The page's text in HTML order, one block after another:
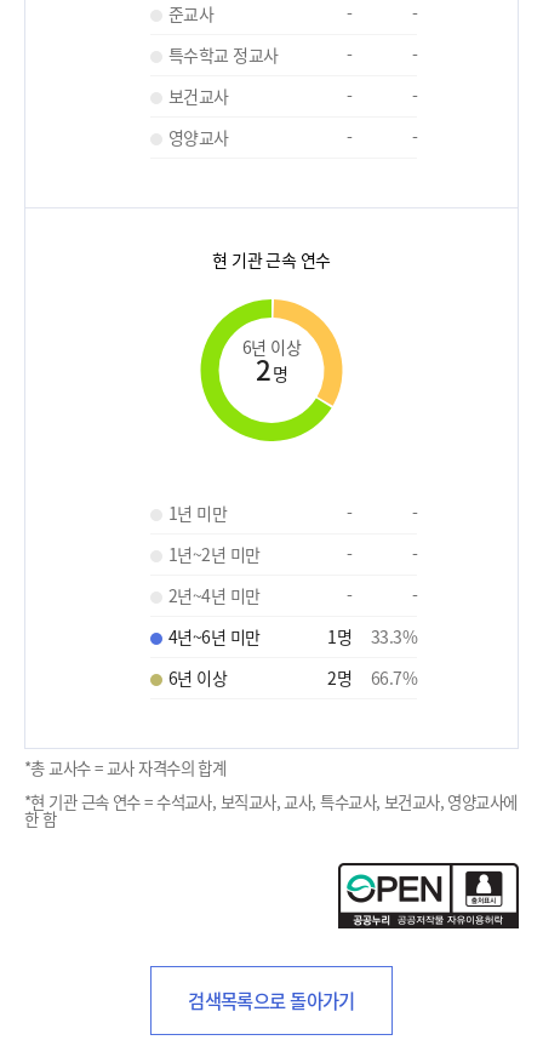
준교사
-
-
특수학교 정교사
-
-
보건교사
-
-
영양교사
- -
현 기관 근속 연수
6년 이상
2명
1년 미만 -
-
1년~2년 미만
-
-
2년~4년 미만
-
-
4년~6년 미만
1명 33.3%
6년 이상
2명 66.7%
*총 교사수 = 교사 자격수의 합계
*현 기관 근속 연수 = 수석교사, 보직교사, 교사, 특수교사, 보건교사, 영양교사에
한 함
검색목록으로 돌아가기